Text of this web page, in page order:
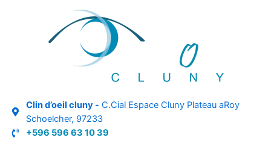
Clin d’oeil cluny - C.Cial Espace Cluny Plateau aRoy
Schoelcher, 97233
+596 596 63 10 39